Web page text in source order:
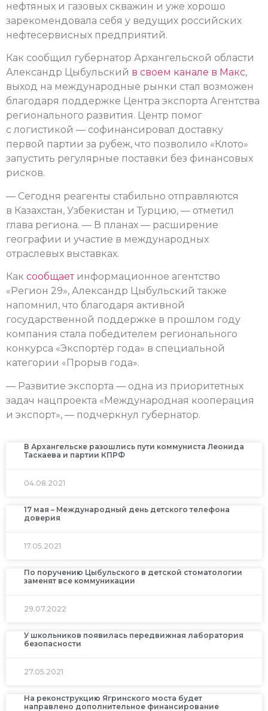
нефтяных и газовых скважин и уже хорошо
зарекомендовала себя у ведущих российских
нефтесервисных предприятий.
Как сообщил губернатор Архангельской области
Александр Цыбульский в своем канале в Макс,
выход на международные рынки стал возможен
благодаря поддержке Центра экспорта Агентства
регионального развития. Центр помог
с логистикой — софинансировал доставку
первой партии за рубеж, что позволило «Клото»
запустить регулярные поставки без финансовых
рисков.
— Сегодня реагенты стабильно отправляются
в Казахстан, Узбекистан и Турцию, — отметил
глава региона. — В планах — расширение
географии и участие в международных
отраслевых выставках.
Как сообщаетинформационное агентство
«Регион 29», Александр Цыбульский также
напомнил, что благодаря активной
государственной поддержке в прошлом году
компания стала победителем регионального
конкурса «Экспортёр года» в специальной
категории «Прорыв года».
— Развитие экспорта — одна из приоритетных
задач нацпроекта «Международная кооперация
и экспорт», — подчеркнул губернатор.
В Архангельске разошлись пути коммуниста Леонида
Таскаева и партии КПРФ
04.08.2021
17 мая – Международный день детского телефона
доверия
17.05.2021
По поручению Цыбульского в детской стоматологии
заменят все коммуникации
29.07.2022
У школьников появилась передвижная лаборатория
безопасности
27.05.2021
На реконструкцию Ягринского моста будет
направлено дополнительное финансирование